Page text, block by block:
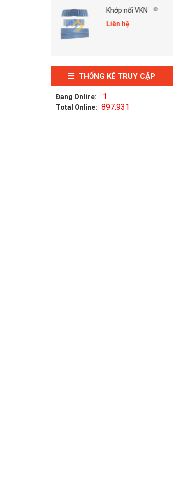
Khớp nối VKN
Khớp nối VKN
THỐNG KÊ TRUY CẬP
Đang Online: 1
Total Online: 897.931